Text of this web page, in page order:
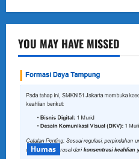
YOU MAY HAVE MISSED
Humas